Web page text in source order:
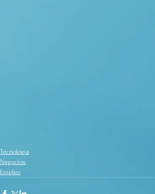
Tecnología
Negocios
Empleo